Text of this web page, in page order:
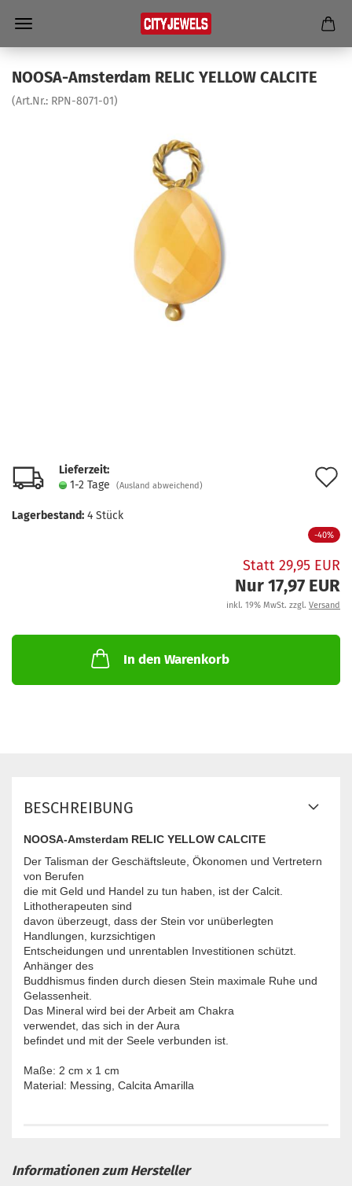
NOOSA-​Amsterdam RELIC YELLOW CAL­CI­TE
(Art.Nr.: RPN-​8071-01)
Lieferzeit:
1-2 Tage
(Ausland abweichend)
Lagerbestand: 4 Stück
-40%
Statt 29,95 EUR
Nur 17,97 EUR
inkl. 19% MwSt. zzgl. Versand
In den Warenkorb
BESCHREIBUNG
NOOSA-Amsterdam RELIC YELLOW CALCITE
Der Talisman der Geschäftsleute, Ökonomen und Vertretern
von Berufen
die mit Geld und Handel zu tun haben, ist der Calcit.
Lithotherapeuten sind
davon überzeugt, dass der Stein vor unüberlegten
Handlungen, kurzsichtigen
Entscheidungen und unrentablen Investitionen schützt.
Anhänger des
Buddhismus finden durch diesen Stein maximale Ruhe und
Gelassenheit.
Das Mineral wird bei der Arbeit am Chakra
verwendet, das sich in der Aura
befindet und mit der Seele verbunden ist.
Maße: 2 cm x 1 cm
Material: Messing, Calcita Amarilla